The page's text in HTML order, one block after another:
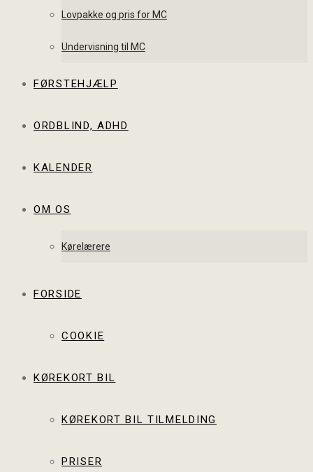
Lovpakke og pris for MC
Undervisning til MC
FØRSTEHJÆLP
ORDBLIND, ADHD
KALENDER
OM OS
Kørelærere
FORSIDE
COOKIE
KØREKORT BIL
KØREKORT BIL TILMELDING
PRISER